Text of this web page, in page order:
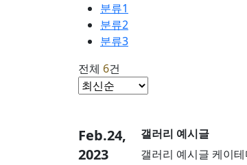
분류1
분류2
분류3
전체 6건
Feb.24,
2023
갤러리 예시글
갤러리 예시글 케이